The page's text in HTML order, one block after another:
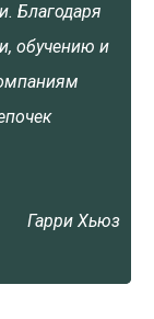
Благодаря
обучению и
Гарри Хьюз